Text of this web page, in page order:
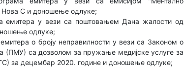
Нова С и доношење одлуке;
емитера у вези са поштовањем Дана жалости од
одлуке;
о броју неправилности у вези са Законом о
(ПМУ) са дозволом за пружање медијске услуге за
за децембар 2020. године и доношење одлуке;